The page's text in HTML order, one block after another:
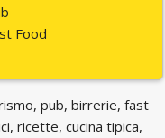
Food
pub, birrerie, fast
ricette, cucina tipica,